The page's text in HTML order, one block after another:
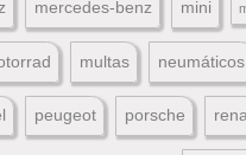
mercedes-benz mini
multas neumáticos
peugeot porsche